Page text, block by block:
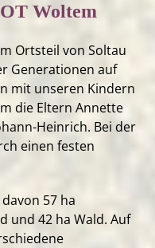
Woltem
Ortsteil von Soltau
Generationen auf
mit unseren Kindern
die Eltern Annette
Heinrich. Bei der
einen festen
57 ha
und 42 ha Wald. Auf